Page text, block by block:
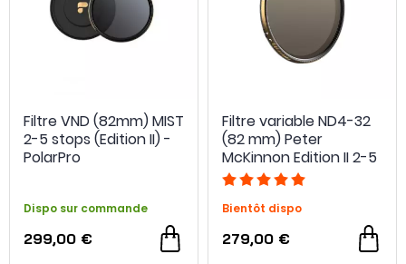
Filtre VND (82mm) MIST
2-5 stops (Edition II) -
PolarPro
Dispo sur commande
299,00 €
Filtre variable ND4-32
(82 mm) Peter
McKinnon Edition II 2-5
stops - PolarPro
Bientôt dispo
279,00 €